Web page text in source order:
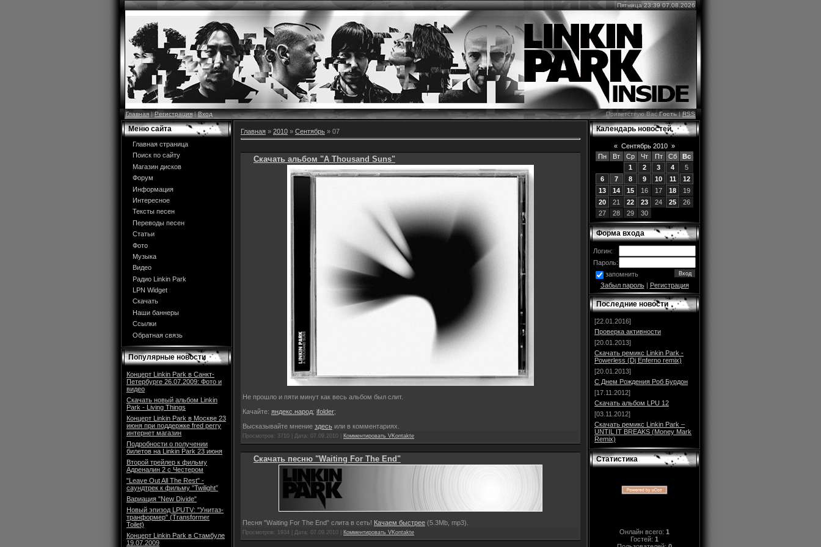
Пятница 23:39 07.08.2026
Главная|Регистрация|Вход Приветствую ВасГость|RSS
Меню сайта
Главная страница
Поиск по сайту
Магазин дисков
Форум
Информация
Интересное
Тексты песен
Переводы песен
Статьи
Фото
Музыка
Видео
Радио Linkin Park
LPN Widget
Скачать
Наши баннеры
Ссылки
Обратная связь
Популярные новости
Концерт Linkin Park в Санкт-
Петербурге 26.07.2009: Фото и
видео
Скачать новый альбом Linkin
Park - Living Things
Концерт Linkin Park в Москве 23
июня при поддержке fred perry
интернет магазин
Подробности о получении
билетов на Linkin Park 23 июня
Второй трейлер к фильму
Адреналин 2 с Честером
"Leave Out All The Rest" -
саундтрек к фильму ”Twilight”
Вариация "New Divide"
Новый эпизод LPUTV: "Унитаз-
транформер" (Transformer
Toilet)
Концерт Linkin Park в Стамбуле
19.07.2009
Главная » 2010 » Сентябрь » 07
Скачать альбом "A Thousand Suns"
Не прошло и пяти минут как весь альбом был слит.
Качайте: яндекс.народ; ifolder;
Высказывайте мнение здесь или в комментариях.
Просмотров: 3710 | Дата: 07.09.2010 Комментировать VKontakte
Скачать песню "Waiting For The End"
Песня "Waiting For The End" слита в сеть! Качаем быстрее (5.3Mb, mp3).
Просмотров: 1934 | Дата: 07.09.2010 Комментировать VKontakte
Календарь новостей
« Сентябрь 2010 »
Пн
Вт Ср Чт Пт Сб
Вс
1
2 3 4
5
6
7 8 9 10 11
12
13
14 15 16 17 18
19
20
21 22 23 24 25
26
27
28 29 30
Форма входа
Логин:
Пароль:
запомнить
Забыл пароль| Регистрация
Последние новости
[22.01.2016]
Проверка активности
[20.01.2013]
Скачать ремикс Linkin Park -
Powerless (Dj Enferno remix)
[20.01.2013]
С Днем Рождения Роб Бурдон
[17.11.2012]
Скачать альбом LPU 12
[03.11.2012]
Скачать ремикс Linkin Park –
UNTIL IT BREAKS (Money Mark
Remix)
Статистика
Онлайн всего: 1
Гостей: 1